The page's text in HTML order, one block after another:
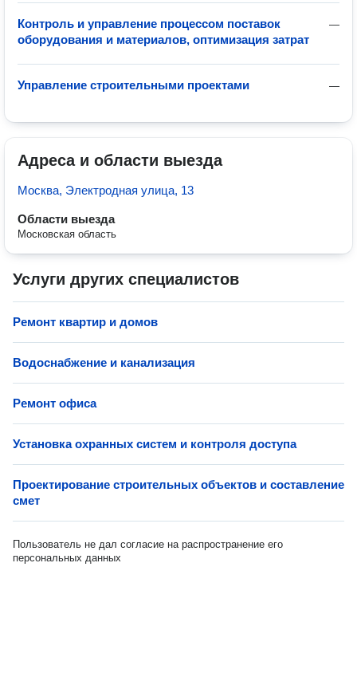
—
Контроль и управление процессом поставок
оборудования и материалов, оптимизация затрат
—
Управление строительными проектами
Адреса и области выезда
Москва, Электродная улица, 13
Области выезда
Московская область
Услуги других специалистов
Ремонт квартир и домов
Водоснабжение и канализация
Ремонт офиса
Установка охранных систем и контроля доступа
Проектирование строительных объектов и составление
смет
Пользователь не дал согласие на распространение его
персональных данных